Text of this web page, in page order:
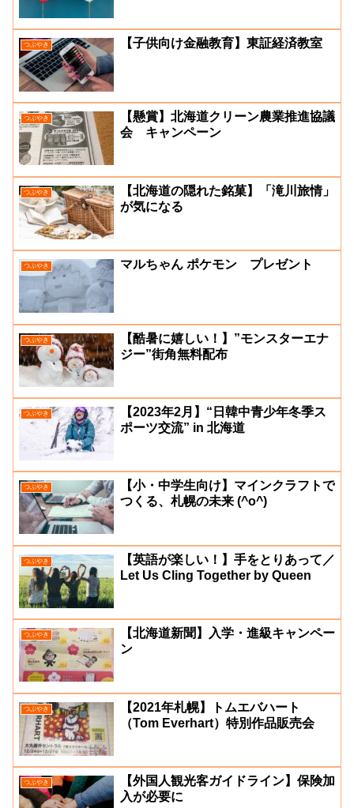
つぶやき 【子供向け金融教育】東証経済教室
つぶやき
【懸賞】北海道クリーン農業推進協議
会 キャンペーン
つぶやき
【北海道の隠れた銘菓】「滝川旅情」
が気になる
つぶやき マルちゃん ポケモン プレゼント
つぶやき
【酷暑に嬉しい！】”モンスターエナ
ジー”街角無料配布
つぶやき
【2023年2月】“日韓中青少年冬季ス
ポーツ交流” in 北海道
つぶやき
【小・中学生向け】マインクラフトで
つくる、札幌の未来 (^o^)
つぶやき
【英語が楽しい！】手をとりあって／
Let Us Cling Together by Queen
つぶやき
【北海道新聞】入学・進級キャンペー
ン
つぶやき
【2021年札幌】トムエバハート
（Tom Everhart）特別作品販売会
つぶやき
【外国人観光客ガイドライン】保険加
入が必要に